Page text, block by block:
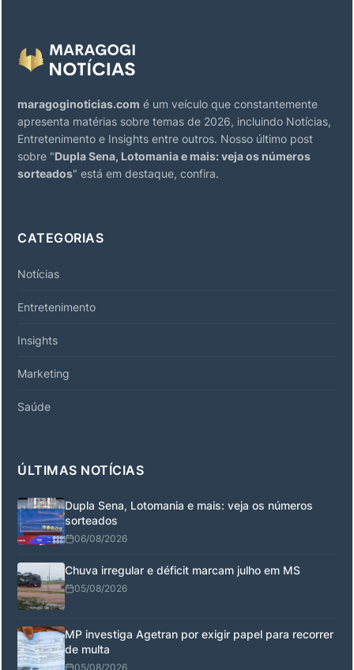
maragoginoticias.com é um veículo que constantemente
apresenta matérias sobre temas de 2026, incluindo Notícias,
Entretenimento e Insights entre outros. Nosso último post
sobre "Dupla Sena, Lotomania e mais: veja os números
sorteados" está em destaque, confira.
CATEGORIAS
Notícias
Entretenimento
Insights
Marketing
Saúde
ÚLTIMAS NOTÍCIAS
Dupla Sena, Lotomania e mais: veja os números
sorteados
06/08/2026
Chuva irregular e déficit marcam julho em MS
05/08/2026
MP investiga Agetran por exigir papel para recorrer
de multa
05/08/2026